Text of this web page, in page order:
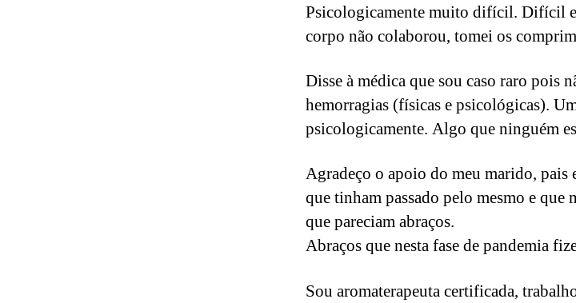
Psicologicamente muito difícil. Difícil
corpo não colaborou, tomei os
Disse à médica que sou caso raro pois
hemorragias (físicas e psicológicas).
psicologicamente. Algo que ninguém
Agradeço o apoio do meu marido, pais
que tinham passado pelo mesmo e que
que pareciam abraços.
Abraços que nesta fase de pandemia
Sou aromaterapeuta certificada,